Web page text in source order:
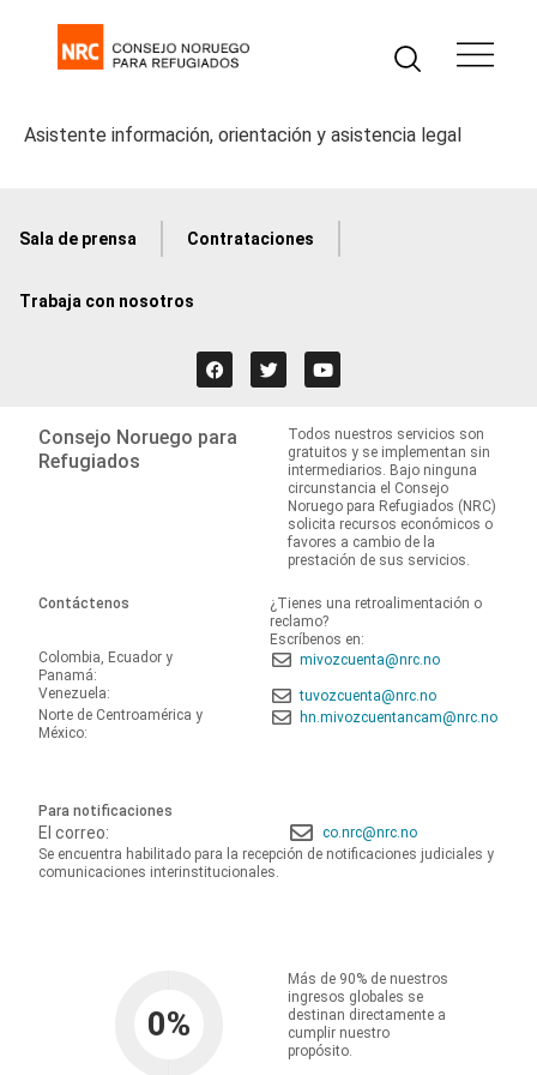
Asistente información, orientación y asistencia legal
Sala de prensa Contrataciones
Trabaja con nosotros
Consejo Noruego para
Refugiados
Todos nuestros servicios son
gratuitos y se implementan sin
intermediarios. Bajo ninguna
circunstancia el Consejo
Noruego para Refugiados (NRC)
solicita recursos económicos o
favores a cambio de la
prestación de sus servicios.
Contáctenos
¿Tienes una retroalimentación o
reclamo?
Escríbenos en:
Colombia, Ecuador y
Panamá:
mivozcuenta@nrc.no
Venezuela:
tuvozcuenta@nrc.no
Norte de Centroamérica y
México:
hn.mivozcuentancam@nrc.no
Para notificaciones
El correo:
co.nrc@nrc.no
Se encuentra habilitado para la recepción de notificaciones judiciales y
comunicaciones interinstitucionales.
0%
Más de 90% de nuestros
ingresos globales se
destinan directamente a
cumplir nuestro
propósito.